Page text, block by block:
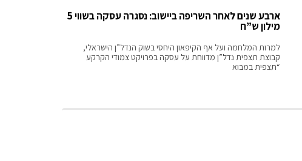
ארבע שנים לאחר השריפה ביישוב: נסגרה עסקה בשווי 5
מילון ש”ח
למרות המלחמה ועל אף הקיפאון היחסי בשוק הנדל”ן הישראלי,
קבוצת תצפית נדל”ן מדווחת על עסקה בפרויקט צמודי הקרקע
“תצפית במבוא